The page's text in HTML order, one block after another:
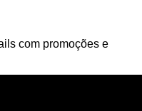
com promoções e